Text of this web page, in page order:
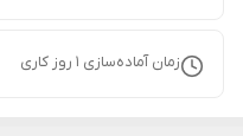
زمان آماده‌سازی 1 روز کاری